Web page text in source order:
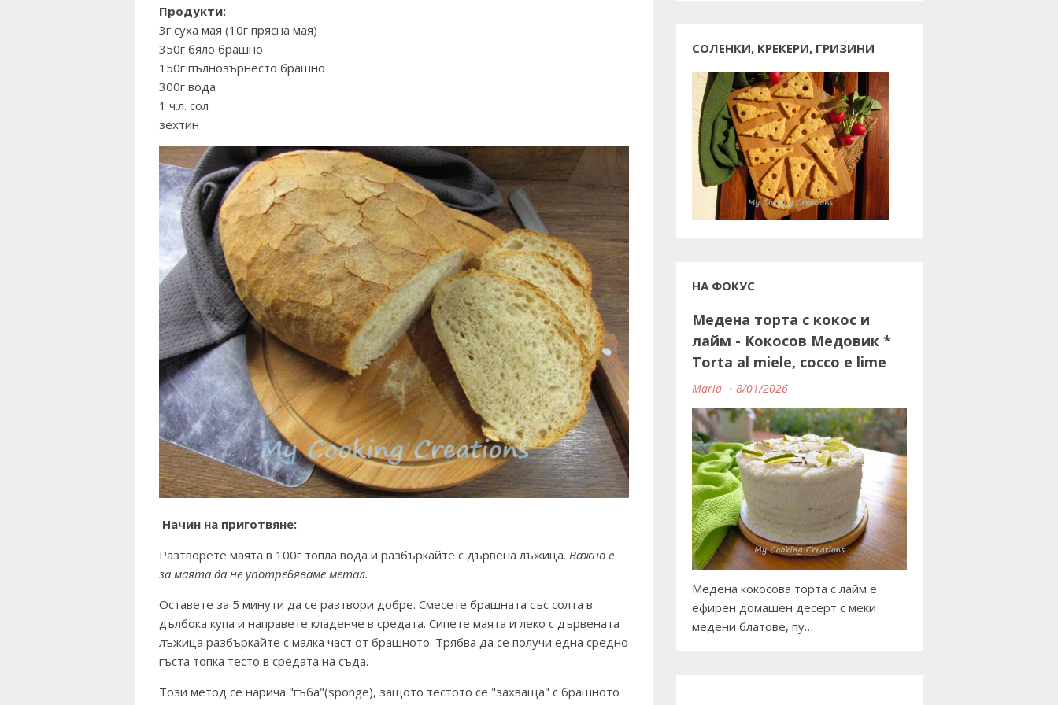
Продукти:
3г суха мая (10г прясна мая)
350г бяло брашно
150г пълнозърнесто брашно
300г вода
1 ч.л. сол
зехтин
Начин на приготвяне:
Разтворете маята в 100г топла вода и разбъркайте с дървена лъжица. Важно е
за маята да не употребяваме метал.
Оставете за 5 минути да се разтвори добре. Смесете брашната със солта в
дълбока купа и направете кладенче в средата. Сипете маята и леко с дървената
лъжица разбъркайте с малка част от брашното. Трябва да се получи една средно
гъста топка тесто в средата на съда.
Този метод се нарича "гъба"(sponge), защото тестото се "захваща" с брашното
СОЛЕНКИ, КРЕКЕРИ, ГРИЗИНИ
НА ФОКУС
Медена торта с кокос и
лайм - Кокосов Медовик *
Torta al miele, cocco e lime
Maria 8/01/2026
Медена кокосова торта с лайм е
ефирен домашен десерт с меки
медени блатове, пу…